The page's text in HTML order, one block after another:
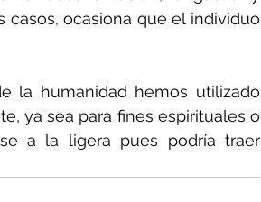
ocasiona que el individuo
la humanidad hemos utilizado
ya sea para fines espirituales o
a la ligera pues podría traer